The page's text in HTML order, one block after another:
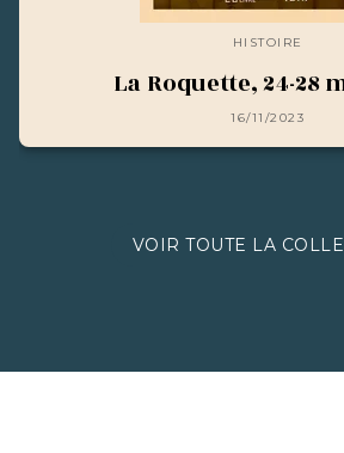
HISTOIRE
La Roquette, 24-28
16/11/2023
VOIR TOUTE LA